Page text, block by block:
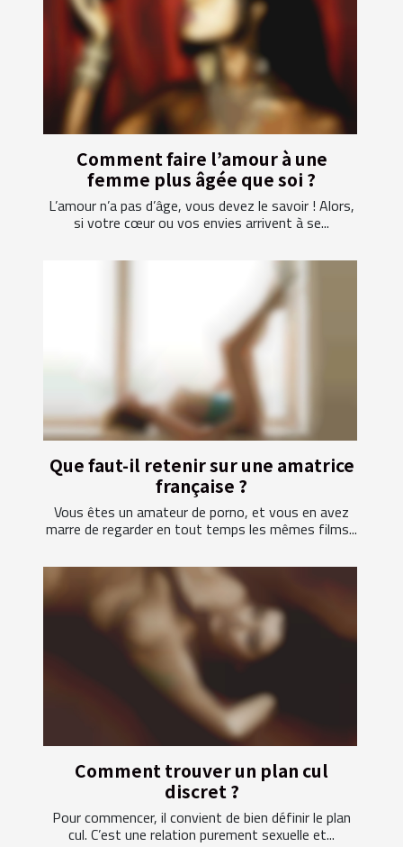
Comment faire l’amour à une
femme plus âgée que soi ?
L’amour n’a pas d’âge, vous devez le savoir ! Alors,
si votre cœur ou vos envies arrivent à se...
Que faut-il retenir sur une amatrice
française ?
Vous êtes un amateur de porno, et vous en avez
marre de regarder en tout temps les mêmes films...
Comment trouver un plan cul
discret ?
Pour commencer, il convient de bien définir le plan
cul. C’est une relation purement sexuelle et...